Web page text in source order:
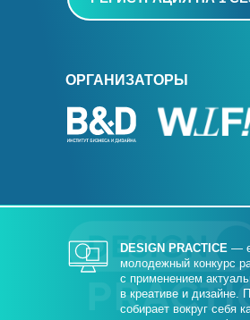
ОРГАНИЗАТОРЫ
DESIGN PRACTICE —
молодежный конкурс
с применением
в креативе и дизайне.
собирает вокруг себя